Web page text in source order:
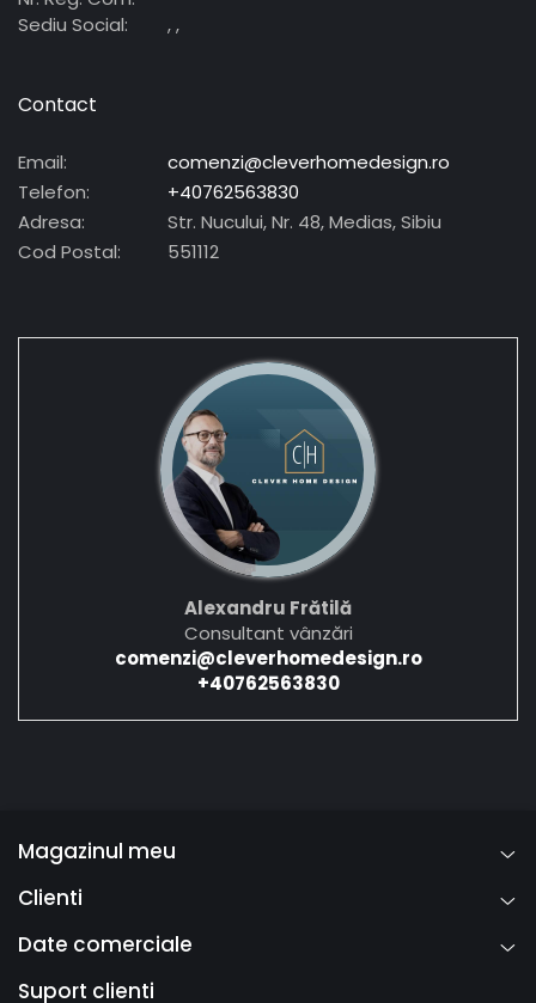
Sediu Social:
, ,
Contact
Email:
comenzi@cleverhomedesign.ro
Telefon:
+40762563830
Adresa:
Str. Nucului, Nr. 48, Medias, Sibiu
Cod Postal:
551112
Alexandru Frătilă
Consultant vânzări
comenzi@cleverhomedesign.ro
+40762563830
Magazinul meu
Clienti
Date comerciale
Suport clienti